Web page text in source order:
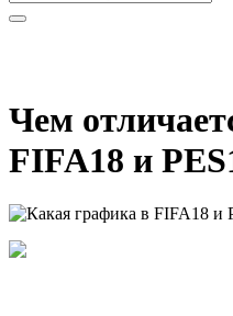
Чем
FIFA18 и